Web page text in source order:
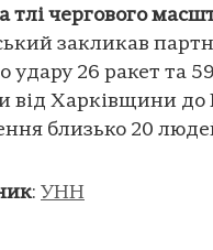
тлі чергового
закликав
удару 26 ракет та
від Харківщини
близько 20
: УНН